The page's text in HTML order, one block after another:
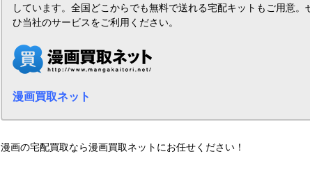
しています。全国どこからでも無料で送れる宅配キットもご用意。
ひ当社のサービスをご利用ください。
漫画買取ネット
漫画の宅配買取なら漫画買取ネットにお任せください！